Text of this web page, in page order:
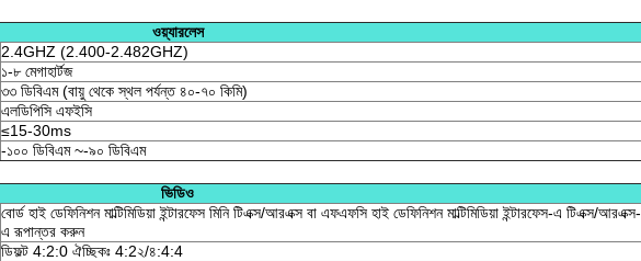
ওয়্যারলেস
2.4GHZ (2.400-2.482GHZ)
১-৮ মেগাহার্টজ
৩৩ ডিবিএম (বায়ু থেকে স্থল পর্যন্ত ৪০-৭০ কিমি)
এলডিপিসি এফইসি
≤15-30ms
-১০০ ডিবিএম ~-৯০ ডিবিএম
ভিডিও
বোর্ড হাই ডেফিনিশন মাল্টিমিডিয়া ইন্টারফেস মিনি টিএক্স/আরএক্স বা এফএফসি হাই ডেফিনিশন মাল্টিমিডিয়া ইন্টারফেস-এ টিএক্স/আরএক্স-
এ রূপান্তর করুন
ডিফল্ট 4:2:0 ঐচ্ছিকঃ 4:2২/৪:4:4